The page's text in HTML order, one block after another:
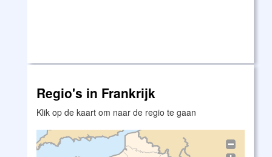
Regio's in Frankrijk
Klik op de kaart om naar de regio te gaan